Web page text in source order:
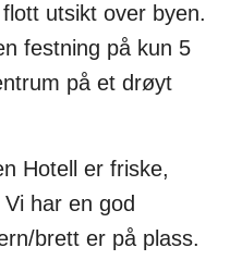
utsikt over byen.
festning på kun 5
på et drøyt
Hotell er friske,
har en god
brett er på plass.